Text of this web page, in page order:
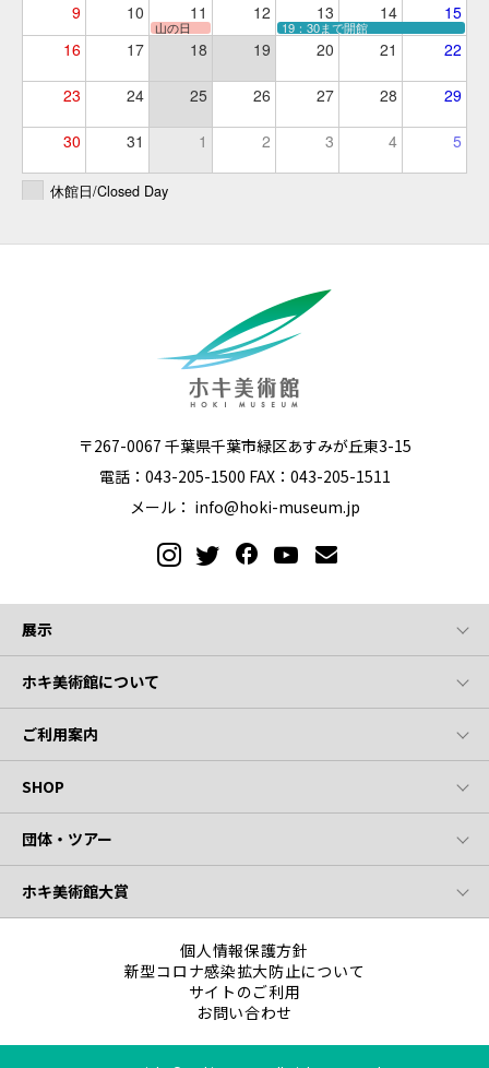
9 10 11 12 13 14 15
山の日 19：30まで開館
16 17 18 19 20 21 22
23 24 25 26 27 28 29
30 31 1 2 3 4 5
休館日/Closed Day
〒267-0067 千葉県千葉市緑区あすみが丘東3-15
電話：043-205-1500 FAX：043-205-1511
メール： info@hoki-museum.jp
展示
ホキ美術館について
ご利用案内
SHOP
団体・ツアー
ホキ美術館大賞
個人情報保護方針
新型コロナ感染拡大防止について
サイトのご利用
お問い合わせ